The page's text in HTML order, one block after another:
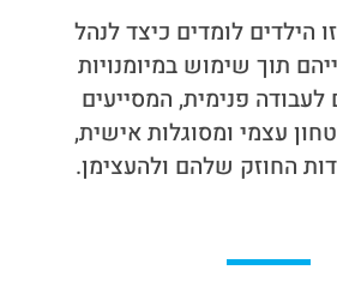
הילדים לומדים כיצד לנהל
תוך שימוש במיומנויות
פנימית, המסייעים
עצמי ומסוגלות אישית,
החוזק שלהם ולהעצימן.